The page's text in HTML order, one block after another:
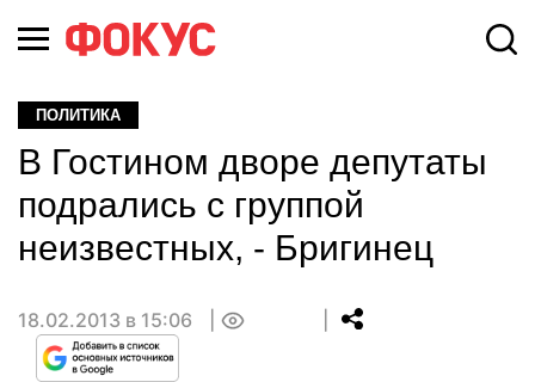
ПОЛИТИКА
В Гостином дворе депутаты
подрались с группой
неизвестных, - Бригинец
18.02.2013 в 15:06